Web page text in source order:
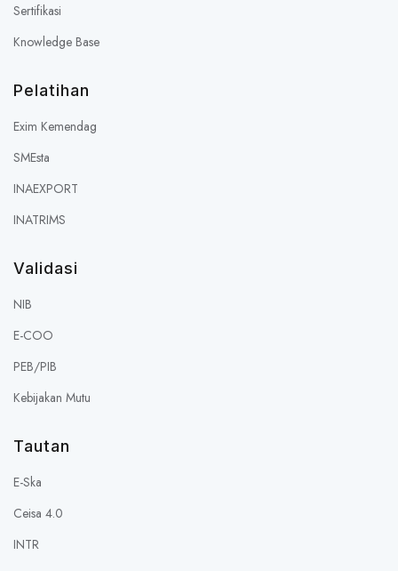
Sertifikasi
Knowledge Base
Pelatihan
Exim Kemendag
SMEsta
INAEXPORT
INATRIMS
Validasi
NIB
E-COO
PEB/PIB
Kebijakan Mutu
Tautan
E-Ska
Ceisa 4.0
INTR